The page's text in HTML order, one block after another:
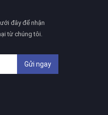
đây để nhận
từ chúng tôi.
Gửi ngay